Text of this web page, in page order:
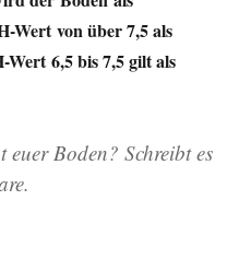
Wert von über 7,5 als
6,5 bis 7,5 gilt als
euer Boden? Schreibt es